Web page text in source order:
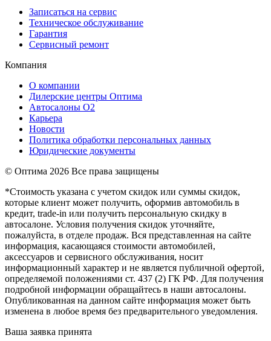
Записаться на сервис
Техническое обслуживание
Гарантия
Сервисный ремонт
Компания
О компании
Дилерские центры Оптима
Автосалоны О2
Карьера
Новости
Политика обработки персональных данных
Юридические документы
© Оптима 2026 Все права защищены
*Стоимость указана с учетом скидок или суммы скидок,
которые клиент может получить, оформив автомобиль в
кредит, trade-in или получить персональную скидку в
автосалоне. Условия получения скидок уточняйте,
пожалуйста, в отделе продаж. Вся представленная на сайте
информация, касающаяся стоимости автомобилей,
аксессуаров и сервисного обслуживания, носит
информационный характер и не является публичной офертой,
определяемой положениями ст. 437 (2) ГК РФ. Для получения
подробной информации обращайтесь в наши автосалоны.
Опубликованная на данном сайте информация может быть
изменена в любое время без предварительного уведомления.
Ваша заявка принята